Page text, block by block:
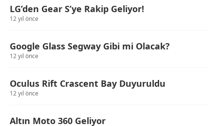
LG’den Gear S’ye Rakip Geliyor!
12 yıl önce
Google Glass Segway Gibi mi Olacak?
12 yıl önce
Oculus Rift Crascent Bay Duyuruldu
12 yıl önce
Altın Moto 360 Geliyor